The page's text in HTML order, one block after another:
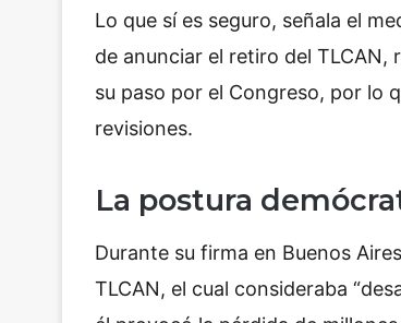
Lo que sí es seguro, señala el
de anunciar el retiro del TLCAN,
su paso por el Congreso, por lo
revisiones.
La postura
Durante su firma en Buenos
TLCAN, el cual consideraba